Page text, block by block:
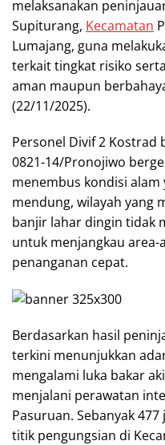
melaksanakan
Supiturang, Kecamatan
Lumajang, guna
terkait tingkat risiko
aman maupun
(22/11/2025).
Personel Divif 2 Kostrad
0821-14/Pronojiwo
menembus kondisi alam
mendung, wilayah yang
banjir lahar dingin tidak
untuk menjangkau
penanganan cepat.
Berdasarkan hasil
terkini menunjukkan
mengalami luka bakar
menjalani perawatan
Pasuruan. Sebanyak
titik pengungsian di